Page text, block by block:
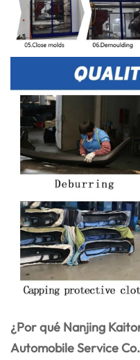
¿Por qué Nanjing
Automobile Service